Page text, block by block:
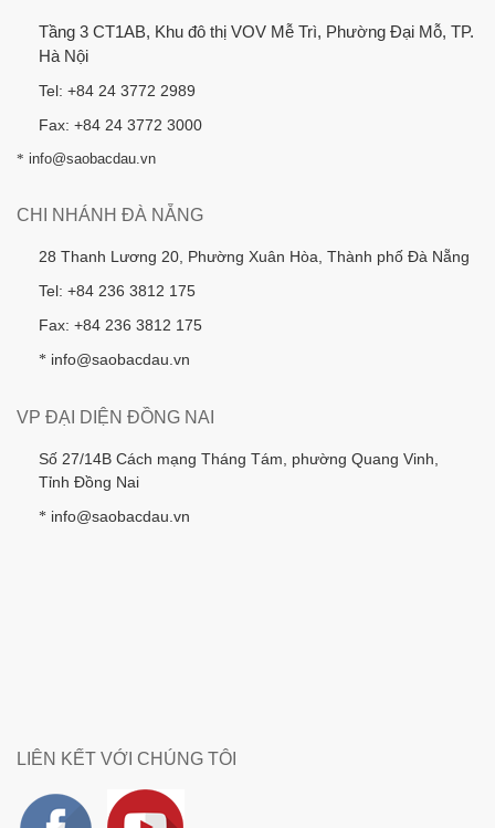
Tầng 3 CT1AB, Khu đô thị VOV Mễ Trì, Phường Đại Mỗ, TP.
Hà Nội
Tel: +84 24 3772 2989
Fax: +84 24 3772 3000
* info@saobacdau.vn
CHI NHÁNH ĐÀ NẴNG
28 Thanh Lương 20, Phường Xuân Hòa, Thành phố Đà Nẵng
Tel: +84 236 3812 175
Fax: +84 236 3812 175
* info@saobacdau.vn
VP ĐẠI DIỆN ĐỒNG NAI
Số 27/14B Cách mạng Tháng Tám, phường Quang Vinh,
Tỉnh Đồng Nai
* info@saobacdau.vn
LIÊN KẾT VỚI CHÚNG TÔI